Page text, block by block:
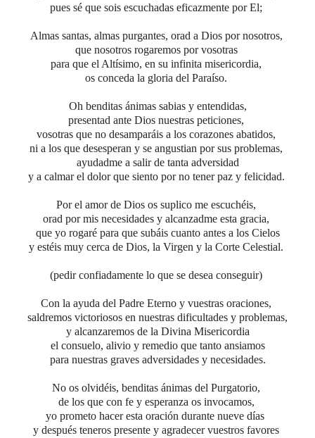
pues sé que sois escuchadas eficazmente por El;
Almas santas, almas purgantes, orad a Dios por nosotros,
que nosotros rogaremos por vosotras
para que el Altísimo, en su infinita misericordia,
os conceda la gloria del Paraíso.
Oh benditas ánimas sabias y entendidas,
presentad ante Dios nuestras peticiones,
vosotras que no desamparáis a los corazones abatidos,
ni a los que desesperan y se angustian por sus problemas,
ayudadme a salir de tanta adversidad
y a calmar el dolor que siento por no tener paz y felicidad.
Por el amor de Dios os suplico me escuchéis,
orad por mis necesidades y alcanzadme esta gracia,
que yo rogaré para que subáis cuanto antes a los Cielos
y estéis muy cerca de Dios, la Virgen y la Corte Celestial.
(pedir confiadamente lo que se desea conseguir)
Con la ayuda del Padre Eterno y vuestras oraciones,
saldremos victoriosos en nuestras dificultades y problemas,
y alcanzaremos de la Divina Misericordia
el consuelo, alivio y remedio que tanto ansiamos
para nuestras graves adversidades y necesidades.
No os olvidéis, benditas ánimas del Purgatorio,
de los que con fe y esperanza os invocamos,
yo prometo hacer esta oración durante nueve días
y después teneros presente y agradecer vuestros favores